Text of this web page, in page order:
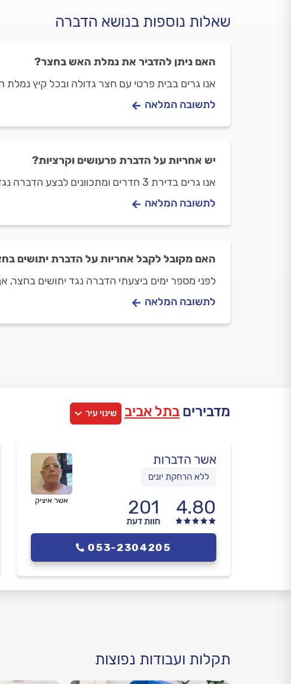
שאלות נוספות בנושא הדברה
האם ניתן להדביר את נמלת האש בחצר?
אנו גרים בבית פרטי עם חצר גדולה ובכל קיץ
לתשובה המלאה
יש אחריות על הדברת פרעושים וקרציות?
אנו גרים בדירת 3 חדרים ומתכוונים לבצע הדברה נגד פרעושית וקרציות. האם יש אחריות על הדברה כזו?
לתשובה המלאה
האם מקובל לקבל אחריות על הדברת יתושים
לפני מספר ימים ביצעתי הדברה נגד יתושים
לתשובה המלאה
מדבירים בתל אביב שינוי עיר
אשר הדברות
ללא הרחקת יונים
4.80
201
חוות דעת
אשר איציק
053-2304205
תקלות ועבודות נפוצות